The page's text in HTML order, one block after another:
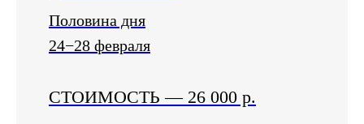
Половина дня
24−28 февраля
СТОИМОСТЬ— 26 000 р.